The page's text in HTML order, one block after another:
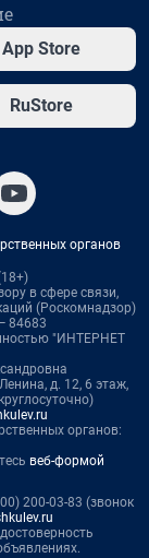
App Store
RuStore
органов
в сфере связи,
(Роскомнадзор)
84683
"ИНТЕРНЕТ
д. 12, 6 этаж,
органов:
веб-формой
200-03-83 (звонок